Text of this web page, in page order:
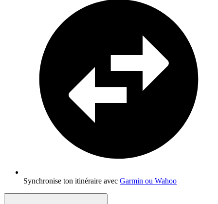
Synchronise ton itinéraire avec Garmin ou Wahoo